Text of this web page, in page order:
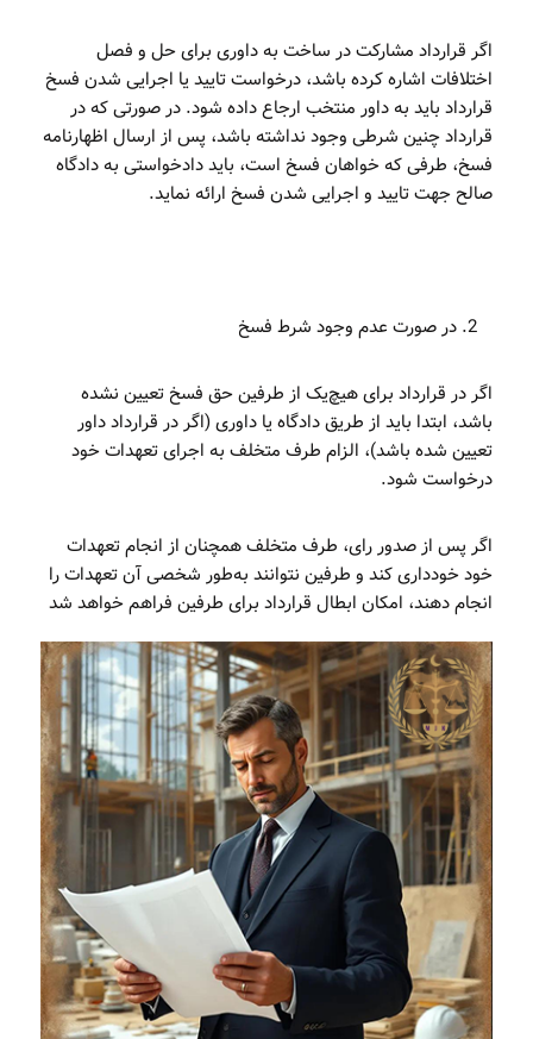
اگر قرارداد مشارکت در ساخت به داوری برای حل و فصل
اختلافات اشاره کرده باشد، درخواست تایید یا اجرایی شدن فسخ
قرارداد باید به داور منتخب ارجاع داده شود. در صورتی که در
قرارداد چنین شرطی وجود نداشته باشد، پس از ارسال اظهارنامه
فسخ، طرفی که خواهان فسخ است، باید دادخواستی به دادگاه
صالح جهت تایید و اجرایی شدن فسخ ارائه نماید.
در صورت عدم وجود شرط فسخ
اگر در قرارداد برای هیچ‌یک از طرفین حق فسخ تعیین نشده
باشد، ابتدا باید از طریق دادگاه یا داوری (اگر در قرارداد داور
تعیین شده باشد)، الزام طرف متخلف به اجرای تعهدات خود
درخواست شود.
اگر پس از صدور رای، طرف متخلف همچنان از انجام تعهدات
خود خودداری کند و طرفین نتوانند به‌طور شخصی آن تعهدات را
انجام دهند، امکان ابطال قرارداد برای طرفین فراهم خواهد شد